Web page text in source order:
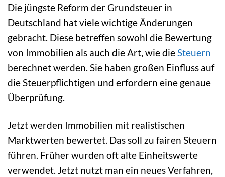
Die jüngste Reform der Grundsteuer in
Deutschland hat viele wichtige Änderungen
gebracht. Diese betreffen sowohl die Bewertung
von Immobilien als auch die Art, wie dieSteuern
berechnet werden. Sie haben großen Einfluss auf
die Steuerpflichtigen und erfordern eine genaue
Überprüfung.
Jetzt werden Immobilien mit realistischen
Marktwerten bewertet. Das soll zu fairen Steuern
führen. Früher wurden oft alte Einheitswerte
verwendet. Jetzt nutzt man ein neues Verfahren,